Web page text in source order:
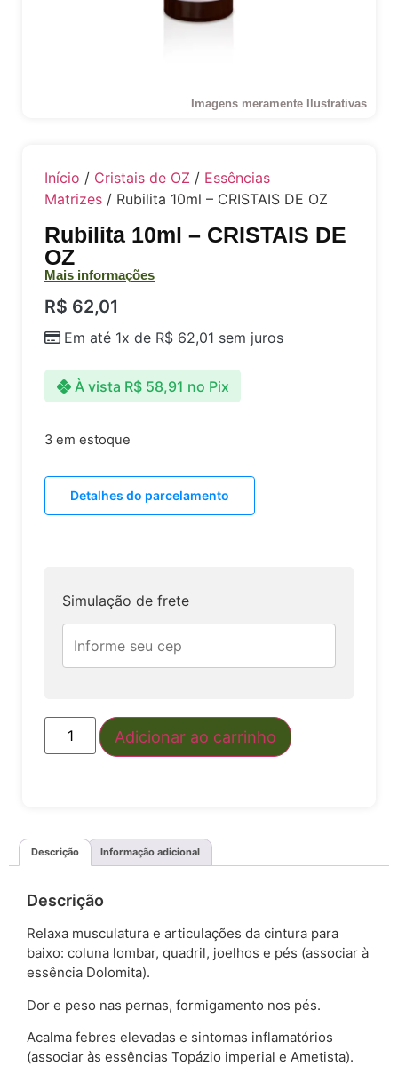
Imagens meramente Ilustrativas
Início / Cristais de OZ / Essências
Matrizes / Rubilita 10ml – CRISTAIS DE OZ
Rubilita 10ml – CRISTAIS DE
OZ
Mais informações
R$ 62,01
Em até 1x de R$ 62,01 sem juros
À vista R$58,91 no Pix
3 em estoque
Detalhes do parcelamento
Simulação de frete
Adicionar ao carrinho
Descrição Informação adicional
Descrição
Relaxa musculatura e articulações da cintura para
baixo: coluna lombar, quadril, joelhos e pés (associar à
essência Dolomita).
Dor e peso nas pernas, formigamento nos pés.
Acalma febres elevadas e sintomas inflamatórios
(associar às essências Topázio imperial e Ametista).